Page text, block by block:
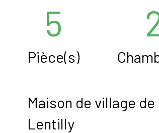
5
Pièce(s)
Maison de village
Lentilly